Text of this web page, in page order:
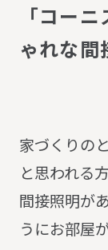
「コーニ
ゃれな間
家づくりの
と思われる
間接照明が
うにお部屋